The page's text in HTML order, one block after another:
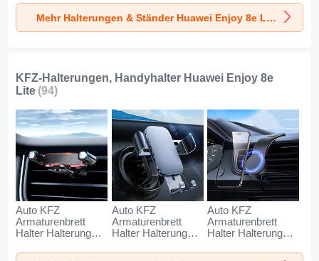
Huawei Enjoy 8e
Lite Silber
Huawei Enjoy 8e
Lite Weiß
Huawei Enjoy 8e
Lite SchwarzMehr Halterungen & Ständer Huawei Enjoy 8e Lite
KFZ-Halterungen, Handyhalter Huawei Enjoy 8e
Lite (94)
Auto KFZ
Armaturenbrett
Halter Halterung
AutoHalter
Auto KFZ
Armaturenbrett
Halter Halterung
AutoHalter
Auto KFZ
Armaturenbrett
Halter Halterung
AutoHalter